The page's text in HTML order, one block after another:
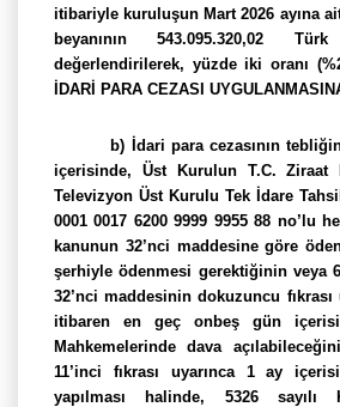
itibariyle kuruluşun Mart 2026 ayına
beyanının 543.095.320,02
değerlendirilerek, yüzde iki oranı
İDARİ PARA CEZASI
b) İdari para cezasının
içerisinde, Üst Kurulun T.C. Ziraat
Televizyon Üst Kurulu Tek İdare
0001 0017 6200 9999 9955 88 no’lu
kanunun 32’nci maddesine göre
şerhiyle ödenmesi gerektiğinin veya
32’nci maddesinin dokuzuncu
itibaren en geç onbeş gün
Mahkemelerinde dava
11’inci fıkrası uyarınca 1 ay
yapılması halinde, 5326